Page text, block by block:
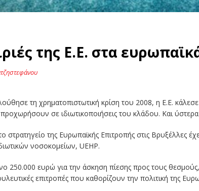
της Ε.Ε. στα
τη χρηματοπιστωτική κρίση του 2008, η Ε.Ε.
προχωρήσουν σε ιδιωτικοποιήσεις του κλάδου. Και
στρατηγείο της Ευρωπαϊκής Επιτροπής στις Βρυξέλλες
νοσοκομείων, UEHP.
250.000 ευρώ για την άσκηση πίεσης προς τους
επιτροπές που καθορίζουν την πολιτική της